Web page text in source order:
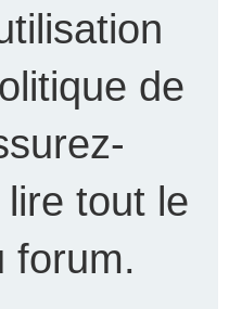
de
tout le
forum.